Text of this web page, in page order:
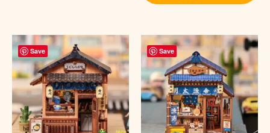
Save Save